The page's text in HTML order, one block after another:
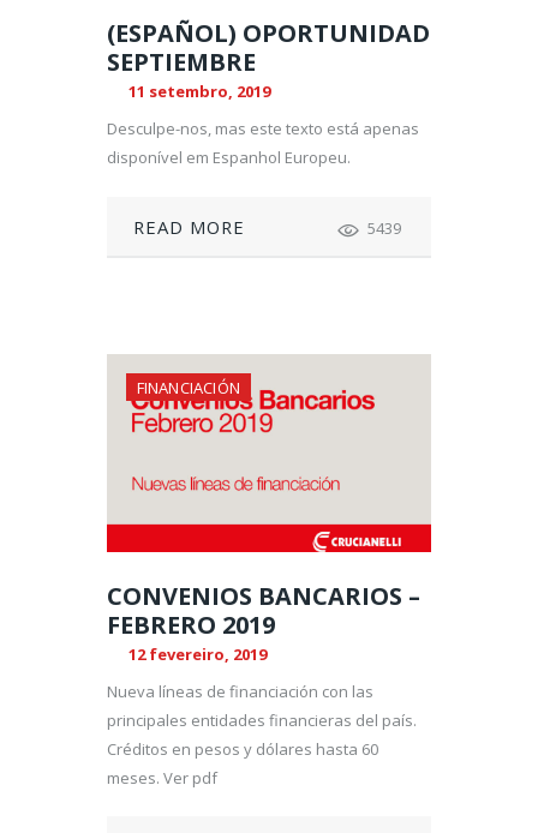
(ESPAÑOL) OPORTUNIDAD
SEPTIEMBRE
11 setembro, 2019
Desculpe-nos, mas este texto está apenas
disponível em Espanhol Europeu.
READ MORE 5439
FINANCIACIÓN
CONVENIOS BANCARIOS –
FEBRERO 2019
12 fevereiro, 2019
Nueva líneas de financiación con las
principales entidades financieras del país.
Créditos en pesos y dólares hasta 60
meses. Ver pdf